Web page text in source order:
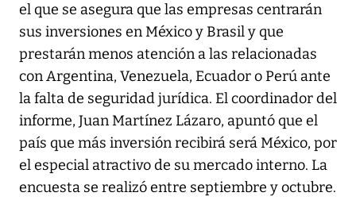
el que se asegura que las empresas centrarán
sus inversiones en México y Brasil y que
prestarán menos atención a las relacionadas
con Argentina, Venezuela, Ecuador o Perú ante
la falta de seguridad jurídica. El coordinador del
informe, Juan Martínez Lázaro, apuntó que el
país que más inversión recibirá será México, por
el especial atractivo de su mercado interno. La
encuesta se realizó entre septiembre y octubre.